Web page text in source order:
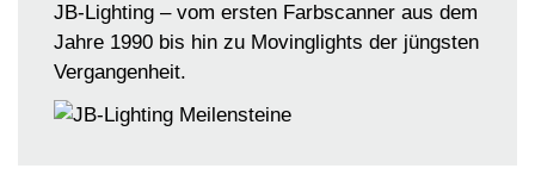
JB-Lighting – vom ersten Farbscanner aus dem
Jahre 1990 bis hin zu Movinglights der jüngsten
Vergangenheit.